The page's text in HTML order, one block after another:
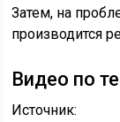
Затем, на
производится
Видео по
Источник: